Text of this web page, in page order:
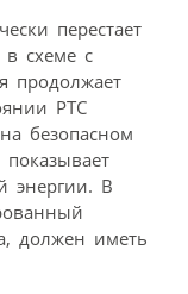
перестает
в схеме с
продолжает
PTC
безопасном
энергии. В
должен иметь